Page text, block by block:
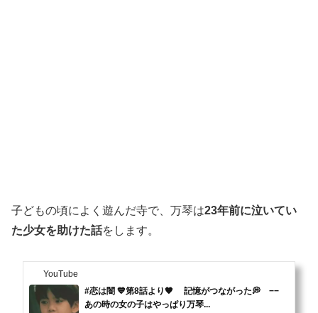
子どもの頃によく遊んだ寺で、万琴は23年前に泣いてい
た少女を助けた話をします。
YouTube
#恋は闇 💙第8話より🧡 記憶がつながった💭 −−
あの時の女の子はやっぱり万琴...